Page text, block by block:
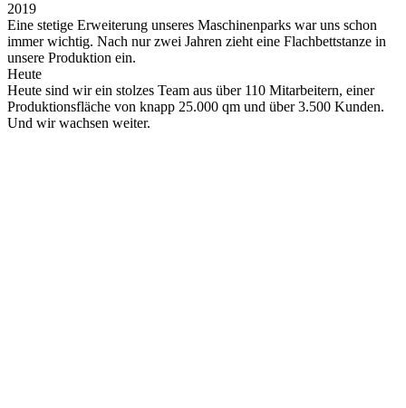
2019
Eine stetige Erweiterung unseres Maschinenparks war uns schon
immer wichtig. Nach nur zwei Jahren zieht eine Flachbettstanze in
unsere Produktion ein.
Heute
Heute sind wir ein stolzes Team aus über 110 Mitarbeitern, einer
Produktionsfläche von knapp 25.000 qm und über 3.500 Kunden.
Und wir wachsen weiter.